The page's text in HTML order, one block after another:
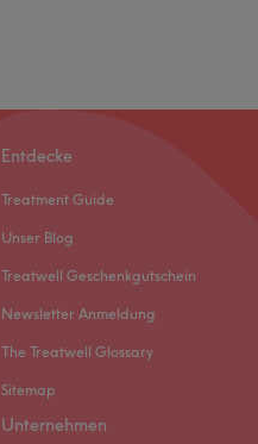
Entdecke
Treatment Guide
Unser Blog
Treatwell Geschenkgutschein
Newsletter Anmeldung
The Treatwell Glossary
Sitemap
Unternehmen